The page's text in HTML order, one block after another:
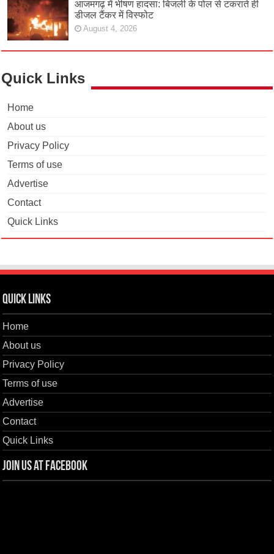
आजमगढ़ में भीषण हादसा: बिजली के पोल से टकराते ही
डीजल टैंकर में विस्फोट
August 4, 2026
Quick Links
Home
About us
Privacy Policy
Terms of use
Advertise
Contact
Quick Links
Quick Links
Home
About us
Privacy Policy
Terms of use
Advertise
Contact
Quick Links
Join us at Facebook